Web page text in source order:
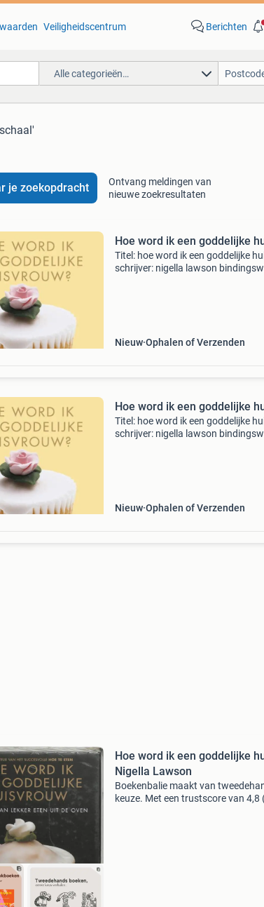
Veiligheidscentrum Berichten
Alle categorieën…
je zoekopdracht
Ontvang meldingen van
nieuwe zoekresultaten
Hoe word ik een goddelijke
Titel: hoe word ik een goddelijke
schrijver: nigella lawson
Nieuw Ophalen of Verzenden
Hoe word ik een goddelijke
Titel: hoe word ik een goddelijke
schrijver: nigella lawson
Nieuw Ophalen of Verzenden
Hoe word ik een goddelijke
Nigella Lawson
Boekenbalie maakt van
keuze. Met een trustscore van 4,8